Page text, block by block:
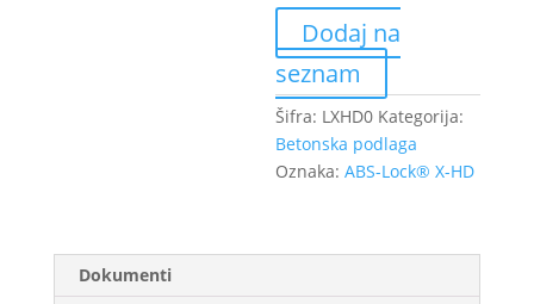
količina
Dodaj na
seznam
Šifra: LXHD0 Kategorija:
Betonska podlaga
Oznaka:ABS-Lock® X-HD
Dokumenti